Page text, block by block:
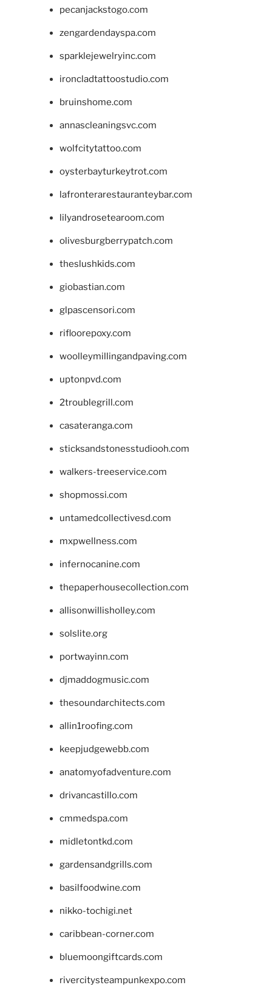
pecanjackstogo.com
zengardendayspa.com
sparklejewelryinc.com
ironcladtattoostudio.com
bruinshome.com
annascleaningsvc.com
wolfcitytattoo.com
oysterbayturkeytrot.com
lafronterarestauranteybar.com
lilyandrosetearoom.com
olivesburgberrypatch.com
theslushkids.com
giobastian.com
glpascensori.com
rifloorepoxy.com
woolleymillingandpaving.com
uptonpvd.com
2troublegrill.com
casateranga.com
sticksandstonesstudiooh.com
walkers-treeservice.com
shopmossi.com
untamedcollectivesd.com
mxpwellness.com
infernocanine.com
thepaperhousecollection.com
allisonwillisholley.com
solslite.org
portwayinn.com
djmaddogmusic.com
thesoundarchitects.com
allin1roofing.com
keepjudgewebb.com
anatomyofadventure.com
drivancastillo.com
cmmedspa.com
midletontkd.com
gardensandgrills.com
basilfoodwine.com
nikko-tochigi.net
caribbean-corner.com
bluemoongiftcards.com
rivercitysteampunkexpo.com